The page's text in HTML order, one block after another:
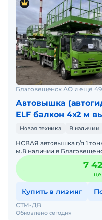
- лебедки: главная +
- подготовка под
- адаптер под
Благовещенск АО и ещё 49
Автовышка
ELF балкон 4х2 м
Новая техника В наличии
НОВАЯ автовышка г/п 1
м.В наличии в
РОСТЕХНАДЗОРА в
любых
7
Купить в лизинг
Обновлено сегодня
СТМ-ДВ